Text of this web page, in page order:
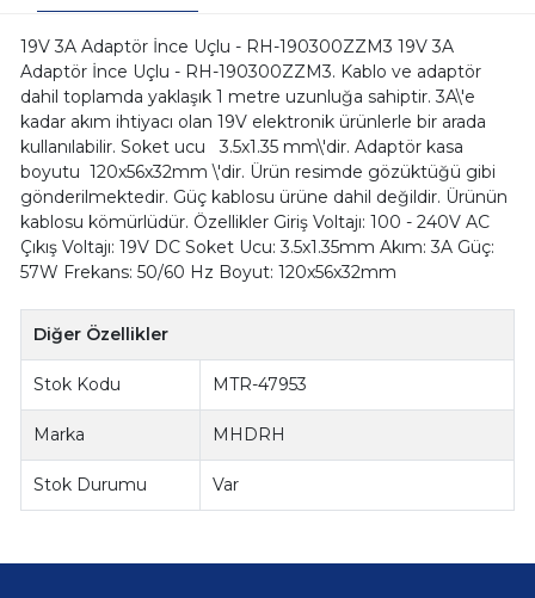
19V 3A Adaptör İnce Uçlu - RH-190300ZZM3 19V 3A
Adaptör İnce Uçlu - RH-190300ZZM3. Kablo ve adaptör
dahil toplamda yaklaşık 1 metre uzunluğa sahiptir. 3A\'e
kadar akım ihtiyacı olan 19V elektronik ürünlerle bir arada
kullanılabilir. Soket ucu 3.5x1.35 mm\'dir. Adaptör kasa
boyutu 120x56x32mm \'dir. Ürün resimde gözüktüğü gibi
gönderilmektedir. Güç kablosu ürüne dahil değildir. Ürünün
kablosu kömürlüdür. Özellikler Giriş Voltajı: 100 - 240V AC
Çıkış Voltajı: 19V DC Soket Ucu: 3.5x1.35mm Akım: 3A Güç:
57W Frekans: 50/60 Hz Boyut: 120x56x32mm
Diğer Özellikler
Stok Kodu MTR-47953
Marka MHDRH
Stok Durumu Var